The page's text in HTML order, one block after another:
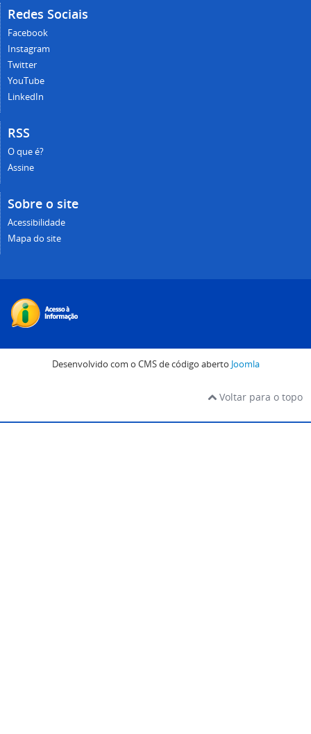
Redes Sociais
Facebook
Instagram
Twitter
YouTube
LinkedIn
RSS
O que é?
Assine
Sobre o site
Acessibilidade
Mapa do site
Desenvolvido com o CMS de código aberto Joomla
Voltar para o topo